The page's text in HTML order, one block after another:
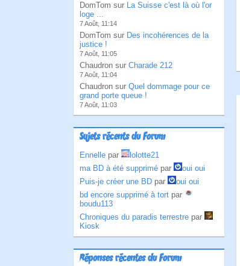
DomTom sur La Suisse c'est là où l'or
loge ...
7 Août, 11:14
DomTom sur Des incohérences de la
justice !
7 Août, 11:05
Chaudron sur Charade 212
7 Août, 11:04
Chaudron sur Quel dommage pour ce
grand porte queue !
7 Août, 11:03
Sujets récents du Forum
Ennelle par
lolotte21
ma BD à été supprimé par
oui oui
Puis-je créer une BD par
oui oui
bd encore supprimé à tort par
boudu113
Chroniques du paradis terrestre par
Kiosk
Réponses récentes du Forum